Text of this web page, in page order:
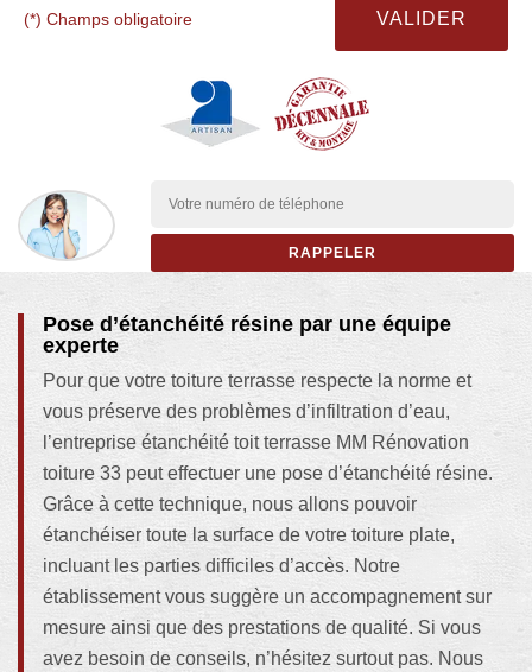
(*) Champs obligatoire
Pose d’étanchéité résine par une équipe
experte
Pour que votre toiture terrasse respecte la norme et
vous préserve des problèmes d’infiltration d’eau,
l’entreprise étanchéité toit terrasse MM Rénovation
toiture 33 peut effectuer une pose d’étanchéité résine.
Grâce à cette technique, nous allons pouvoir
étanchéiser toute la surface de votre toiture plate,
incluant les parties difficiles d’accès. Notre
établissement vous suggère un accompagnement sur
mesure ainsi que des prestations de qualité. Si vous
avez besoin de conseils, n’hésitez surtout pas. Nous